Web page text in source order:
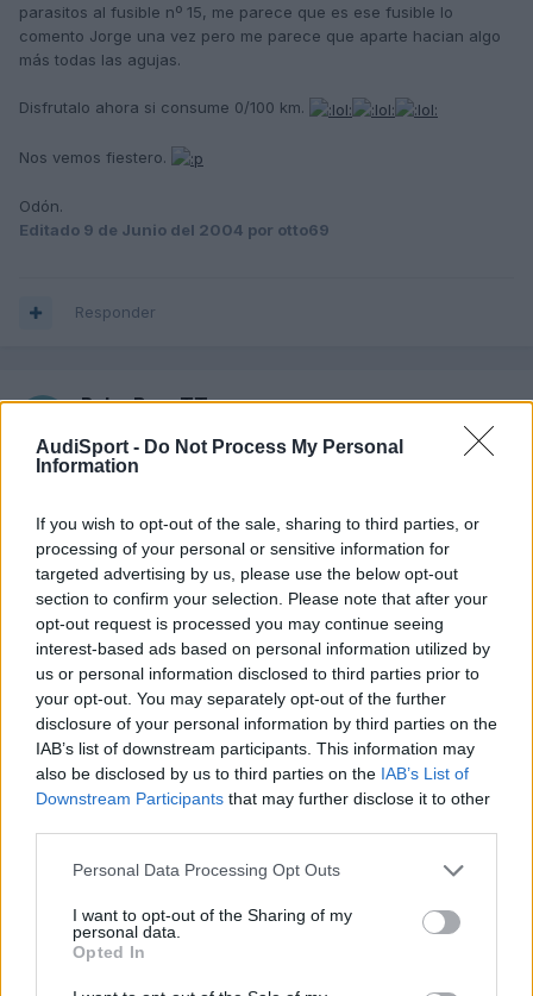
AudiSport - Do Not Process My Personal
Information
If you wish to opt-out of the sale, sharing to third parties, or
processing of your personal or sensitive information for
targeted advertising by us, please use the below opt-out
section to confirm your selection. Please note that after your
opt-out request is processed you may continue seeing
interest-based ads based on personal information utilized by
us or personal information disclosed to third parties prior to
your opt-out. You may separately opt-out of the further
disclosure of your personal information by third parties on the
IAB’s list of downstream participants. This information may
also be disclosed by us to third parties on the IAB’s List of
Downstream Participants that may further disclose it to other
Personal Data Processing Opt Outs
I want to opt-out of the Sharing of my
personal data.
Opted In
parasitos al fusible nº 15, me parece que es ese fusible lo
comento Jorge una vez pero me parece que aparte hacian algo
más todas las agujas.
Disfrutalo ahora si consume 0/100 km.
Nos vemos fiestero.
Odón.
Editado 9 de Junio del 2004 por otto69
Responder
Robo BeasTT
El aforador como ya te han mencionado... que el cobre del sensor
del deposito este muy sucio o que el aforador en si este jodido
El fusible que tambien te han comentado
El cuadro de mando .. que en los TTs se jode uno si y otro
tambien .. cuestion de tiempo.... el mio ta malito tambien .. no
indica lleno todo el tiempo pero la lectura es erronea y nunca
baja de medio deposito ... ya me he quedado alguna vez tirado
por culpa de esto.. solucion de Audi .. cambio de cuadro
completo
Responder